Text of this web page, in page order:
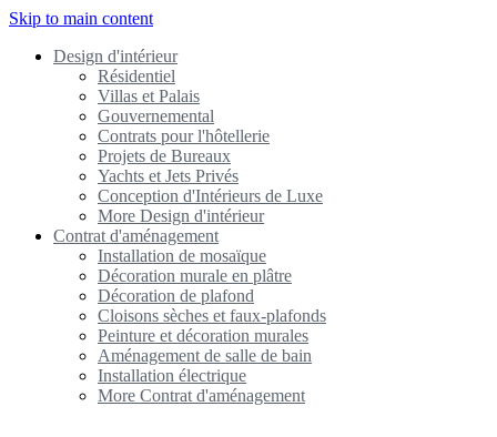
Skip to main content
Design d'intérieur
Résidentiel
Villas et Palais
Gouvernemental
Contrats pour l'hôtellerie
Projets de Bureaux
Yachts et Jets Privés
Conception d'Intérieurs de Luxe
More Design d'intérieur
Contrat d'aménagement
Installation de mosaïque
Décoration murale en plâtre
Décoration de plafond
Cloisons sèches et faux-plafonds
Peinture et décoration murales
Aménagement de salle de bain
Installation électrique
More Contrat d'aménagement